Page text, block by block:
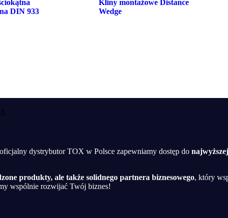
DIN 933
Kliny montażowe Distance
Wedge
dystrybutor TOX w Polsce zapewniamy dostęp do
produkty, ale także solidnego partnera biznesowego, który
wspólnie rozwijać Twój biznes!